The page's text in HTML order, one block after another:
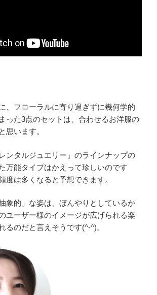
、フローラルに寄り過ぎずに幾何学的
った3点のセットは、合わせるお洋服の
思います。
ンタルジュエリー」のラインナップの
万能タイプはかえって珍しいのです
度は多くなると予想できます。
象的」な姿は、ぼんやりとしているか
ユーザー様のイメージが広げられる楽
るのだと言えそうです(^-^)。